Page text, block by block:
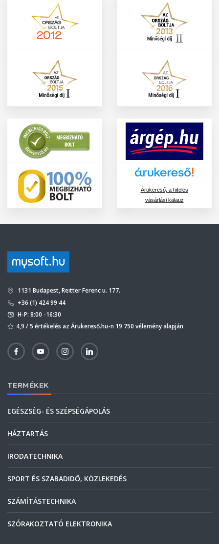
Árukereső, a hiteles
vásárlási kalauz
1131 Budapest, Reitter Ferenc u. 177.
+36 (1) 424 99 44
H-P: 8:00 -16:30
4,9 / 5 értékelés az Árukereső.hu-n 19 750 vélemény alapján
TERMÉKEK
EGÉSZSÉG- ÉS SZÉPSÉGÁPOLÁS
HÁZTARTÁS
IRODATECHNIKA
SPORT ÉS SZABADIDŐ, KÖZLEKEDÉS
SZÁMÍTÁSTECHNIKA
SZÓRAKOZTATÓ ELEKTRONIKA